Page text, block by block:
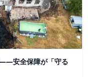
安全保障が「守る